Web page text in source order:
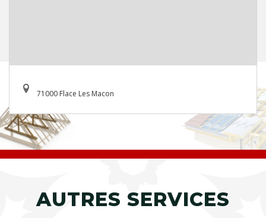
71000 Flace Les Macon
AUTRES SERVICES